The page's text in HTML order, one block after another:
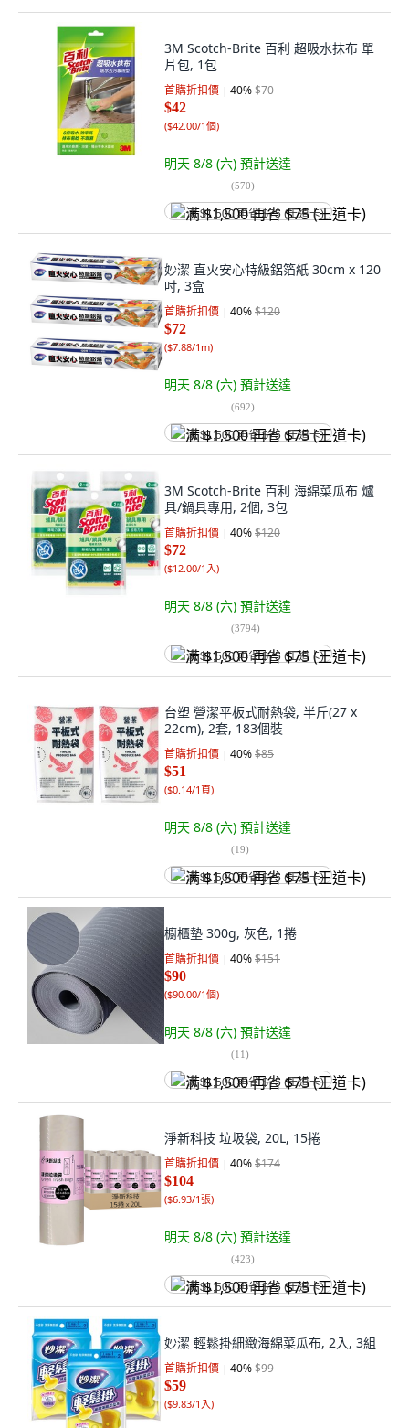
3M Scotch-Brite 百利 超吸水抹布 單
片包, 1包
首購折扣價 40%$70
$42
($42.00/1個)
明天 8/8 (六) 預計送達
(570)
满 $1,500 再省 $75 (王道卡)
妙潔 直火安心特級鋁箔紙 30cm x 120
吋, 3盒
首購折扣價 40%$120
$72
($7.88/1m)
明天 8/8 (六) 預計送達
(692)
满 $1,500 再省 $75 (王道卡)
3M Scotch-Brite 百利 海綿菜瓜布 爐
具/鍋具專用, 2個, 3包
首購折扣價 40%$120
$72
($12.00/1入)
明天 8/8 (六) 預計送達
(3794)
满 $1,500 再省 $75 (王道卡)
台塑 營潔平板式耐熱袋, 半斤(27 x
22cm), 2套, 183個裝
首購折扣價 40%$85
$51
($0.14/1頁)
明天 8/8 (六) 預計送達
(19)
满 $1,500 再省 $75 (王道卡)
櫥櫃墊 300g, 灰色, 1捲
首購折扣價 40%$151
$90
($90.00/1個)
明天 8/8 (六) 預計送達
(11)
满 $1,500 再省 $75 (王道卡)
淨新科技 垃圾袋, 20L, 15捲
首購折扣價 40%$174
$104
($6.93/1張)
明天 8/8 (六) 預計送達
(423)
满 $1,500 再省 $75 (王道卡)
妙潔 輕鬆掛細緻海綿菜瓜布, 2入, 3組
首購折扣價 40%$99
$59
($9.83/1入)